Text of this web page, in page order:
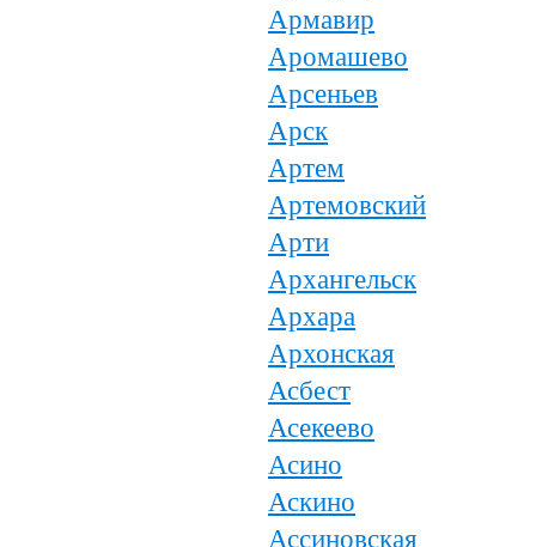
Армавир
Аромашево
Арсеньев
Арск
Артем
Артемовский
Арти
Архангельск
Архара
Архонская
Асбест
Асекеево
Асино
Аскино
Ассиновская